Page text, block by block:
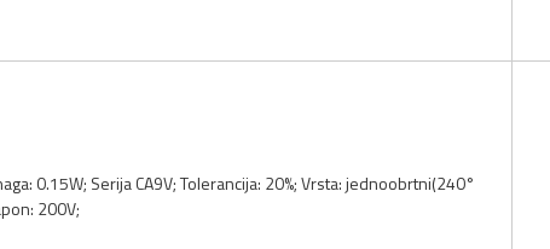
0.15W; Serija CA9V; Tolerancija: 20%; Vrsta: jednoobrtni(240°
200V;